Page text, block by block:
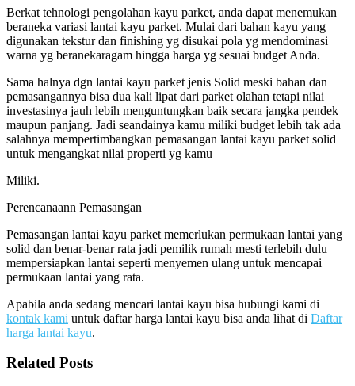
Berkat tehnologi pengolahan kayu parket, anda dapat menemukan
beraneka variasi lantai kayu parket. Mulai dari bahan kayu yang
digunakan tekstur dan finishing yg disukai pola yg mendominasi
warna yg beranekaragam hingga harga yg sesuai budget Anda.
Sama halnya dgn lantai kayu parket jenis Solid meski bahan dan
pemasangannya bisa dua kali lipat dari parket olahan tetapi nilai
investasinya jauh lebih menguntungkan baik secara jangka pendek
maupun panjang. Jadi seandainya kamu miliki budget lebih tak ada
salahnya mempertimbangkan pemasangan lantai kayu parket solid
untuk mengangkat nilai properti yg kamu
Miliki.
Perencanaann Pemasangan
Pemasangan lantai kayu parket memerlukan permukaan lantai yang
solid dan benar-benar rata jadi pemilik rumah mesti terlebih dulu
mempersiapkan lantai seperti menyemen ulang untuk mencapai
permukaan lantai yang rata.
Apabila anda sedang mencari lantai kayu bisa hubungi kami di
kontak kami untuk daftar harga lantai kayu bisa anda lihat di Daftar
harga lantai kayu.
Related Posts